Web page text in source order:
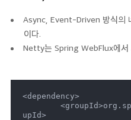
Async, Event-Driven 방식의
이다.
Netty는 Spring WebFlux에서
<dependency>
upId>